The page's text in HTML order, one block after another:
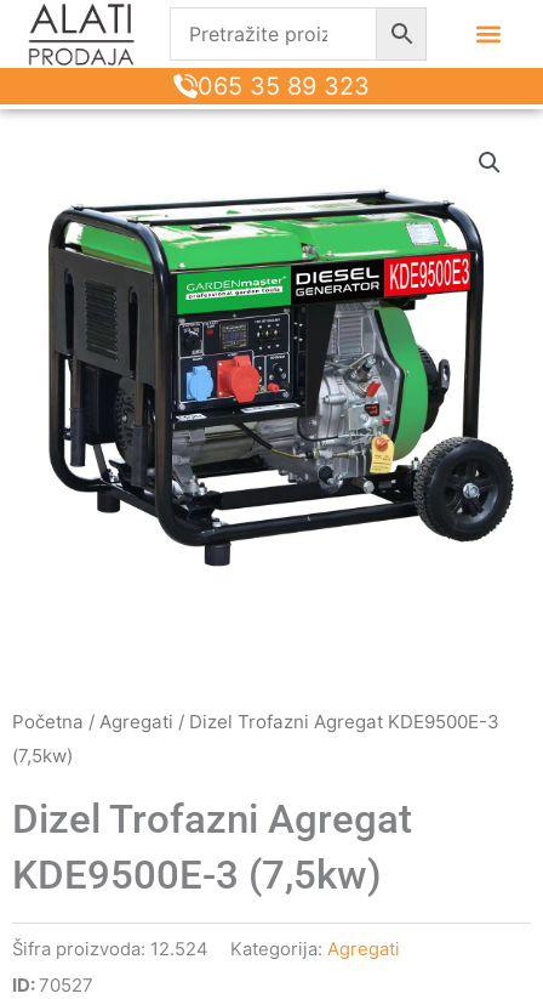
065 35 89 323
Početna / Agregati / Dizel Trofazni Agregat KDE9500E-3
(7,5kw)
Dizel Trofazni Agregat
KDE9500E-3 (7,5kw)
Šifra proizvoda: 12.524 Kategorija: Agregati
ID:70527